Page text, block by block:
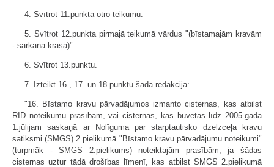
4. Svītrot 11.punkta otro teikumu.
5. Svītrot 12.punkta pirmajā teikumā vārdus "(bīstamajām kravām
- sarkanā krāsā)".
6. Svītrot 13.punktu.
7. Izteikt 16., 17. un 18.punktu šādā redakcijā:
"16. Bīstamo kravu pārvadājumos izmanto cisternas, kas atbilst
RID noteikumu prasībām, vai cisternas, kas būvētas līdz 2005.gada
1.jūlijam saskaņā ar Nolīguma par starptautisko dzelzceļa kravu
satiksmi (SMGS) 2.pielikumā "Bīstamo kravu pārvadājumu noteikumi"
(turpmāk - SMGS 2.pielikums) noteiktajām prasībām, ja šādas
cisternas uztur tādā drošības līmenī, kas atbilst SMGS 2.pielikumā